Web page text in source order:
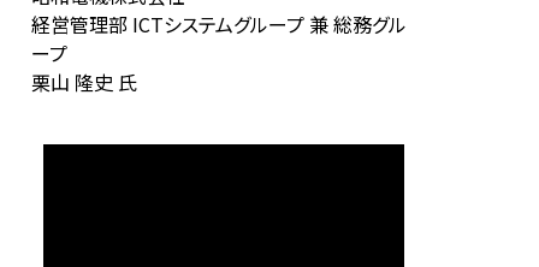
経営管理部 ICTシステムグループ 兼 総務グル
ープ
栗山 隆史 氏